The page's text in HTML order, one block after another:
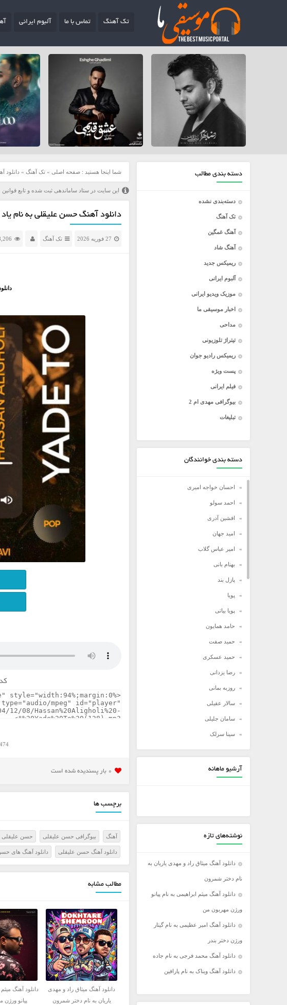
تک آهنگ تماس با ما آلبوم ایرانی
دسته بندی مطالب
دسته‌بندی نشده
تک آهنگ
آهنگ غمگین
آهنگ شاد
ریمیکس جدید
آلبوم ایرانی
موزیک ویدیو ایرانی
اخبار موسیقی ما
مداحی
تیتراژ تلوزیونی
ریمیکس رادیو جوان
پست ویژه
فیلم ایرانی
بیوگرافی مهدی ام 2
تبلیغات
دسته بندی خوانندگان
احسان خواجه امیری
احمد سولو
افشین آدری
امید جهان
امیر عباس گلاب
بهنام بانی
پازل بند
پویا
پویا بیاتی
حامد همایون
حمید صفت
حمید عسکری
رضا یزدانی
روزبه بمانی
سالار عقیلی
سامان جلیلی
سینا سرلک
شادمهر عقیلی
مجید خراطها
آرشیو ماهانه
نوشته‌های تازه
دانلود آهنگ میثاق راد و مهدی یاریان به
نام دختر شمرون
دانلود آهنگ میثم ابراهیمی به نام پیانو
ورژن مهربون من
دانلود آهنگ امیر عظیمی به نام گیتار
ورژن دختر بندر
دانلود آهنگ محمد فرجی به نام جاده
دانلود آهنگ ویناک به نام پارافین
شما اینجا هستید : صفحه اصلی » تک آهنگ » دانلود
این سایت در ستاد ساماندهی ثبت شده و تابع
دانلود آهنگ حسن علیقلی به نام یاد
27 فوریه 2026 تک آهنگ views
0 بار پسنديده شده است
برچسب ها
آهنگ بیوگرافی حسن علیقلی حسن علیقلی
دانلود آهنگ حسن علیقلی دانلود آهنگ های
مطالب مشابه
دانلود آهنگ میثاق راد و مهدی
یاریان به نام دختر شمرون
دانلود آهنگ
پیانو ورژن